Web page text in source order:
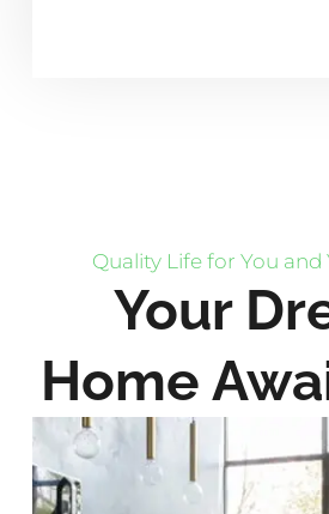
Quality Life for You and
Your
Home